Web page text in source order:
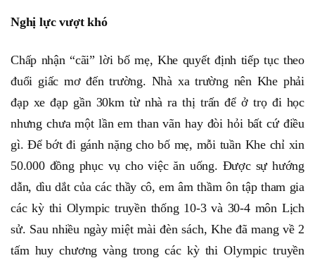
Nghị lực vượt khó
Chấp nhận “cãi” lời bố mẹ, Khe quyết định tiếp tục theo
đuổi giấc mơ đến trường. Nhà xa trường nên Khe phải
đạp xe đạp gần 30km từ nhà ra thị trấn để ở trọ đi học
nhưng chưa một lần em than vãn hay đòi hỏi bất cứ điều
gì. Để bớt đi gánh nặng cho bố mẹ, mỗi tuần Khe chỉ xin
50.000 đồng phục vụ cho việc ăn uống. Được sự hướng
dẫn, dìu dắt của các thầy cô, em âm thầm ôn tập tham gia
các kỳ thi Olympic truyền thống 10-3 và 30-4 môn Lịch
sử. Sau nhiều ngày miệt mài đèn sách, Khe đã mang về 2
tấm huy chương vàng trong các kỳ thi Olympic truyền